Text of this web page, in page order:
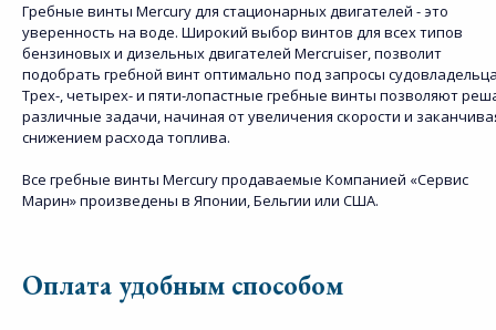
Гребные винты Mercury для стационарных двигателей - это
уверенность на воде. Широкий выбор винтов для всех типов
бензиновых и дизельных двигателей Mercruiser, позволит
подобрать гребной винт оптимально под запросы
Трех-, четырех- и пяти-лопастные гребные винты позволяют
различные задачи, начиная от увеличения скорости и
снижением расхода топлива.
Все гребные винты Mercury продаваемые Компанией «Сервис
Марин» произведены в Японии, Бельгии или США.
Оплата удобным способом